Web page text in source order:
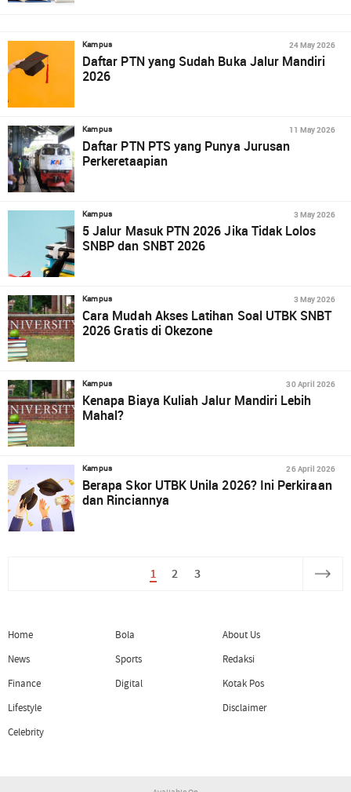
Kampus 24 May 2026
Daftar PTN yang Sudah Buka Jalur Mandiri
2026
Kampus 11 May 2026
Daftar PTN PTS yang Punya Jurusan
Perkeretaapian
Kampus 3 May 2026
5 Jalur Masuk PTN 2026 Jika Tidak Lolos
SNBP dan SNBT 2026
Kampus 3 May 2026
Cara Mudah Akses Latihan Soal UTBK SNBT
2026 Gratis di Okezone
Kampus 30 April 2026
Kenapa Biaya Kuliah Jalur Mandiri Lebih
Mahal?
Kampus 26 April 2026
Berapa Skor UTBK Unila 2026? Ini Perkiraan
dan Rinciannya
1 2 3
Home
News
Finance
Lifestyle
Celebrity
Bola
Sports
Digital
About Us
Redaksi
Kotak Pos
Disclaimer